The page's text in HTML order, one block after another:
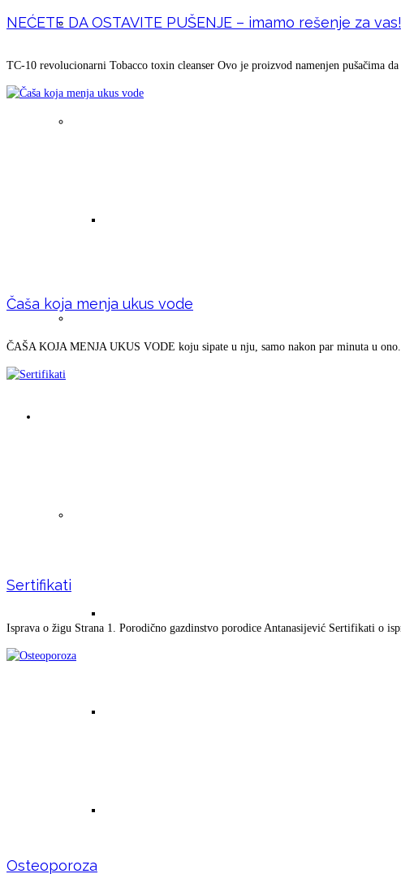
Čaša koja menja ukus vode
Tinktura od koprive
NEĆETE DA OSTAVITE PUŠENJE – imamo rešenje za
TC-10 revolucionarni Tobacco toxin cleanser Ovo je proizvod namenjen pušačima da
Čaša koja menja ukus vode
ČAŠA KOJA MENJA UKUS VODE koju sipate u nju, samo nakon par minuta u
Sertifikati
Isprava o žigu Strana 1. Porodično gazdinstvo porodice Antanasijević Sertifikati o
Osteoporoza